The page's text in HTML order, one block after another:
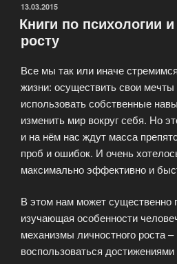
ОПУБЛИКОВАНО
13.03.2015
Книги по психологии
росту
Все мы так или иначе
жизни: осуществить свои
использовать собственные
изменить мир вокруг себя. Но
и на нём нас ждут масса
проб и ошибок. И очень
максимально эффективно и
В этом нам может существенно
изучающая особенности
механизмы личностного роста
воспользоваться